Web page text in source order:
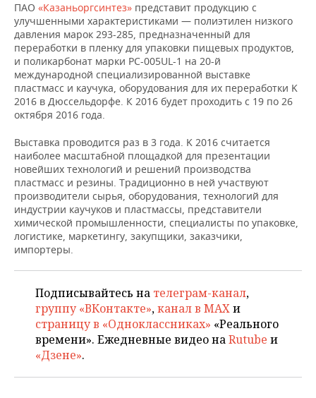
КОРОЛИ ГОСЗАКАЗА ПФО
ВУЗЫ ТАТАРСТАНА
КОМУ ПРИНАДЛЕЖАТ
ТОРГОВЫЕ ЦЕНТРЫ
ТАТАРСТАНА
ФИНАНСЫ
БАНКИ
БЮДЖЕТ
ИНВЕСТИЦИИ
НОВОСТИ
ПРОМЫШЛЕННОСТИ
АГРОПРОМ
МАШИНОСТРОЕНИЕ
НЕФТЬ
ОПК
ЭНЕРГЕТИКА
НЕДВИЖИМОСТЬ
НОВОСТИ НЕДВИЖИМОСТИ
АВТО
НОВОСТИ АВТО
БИЗНЕС
НОВОСТИ БИЗНЕСА
РОЗНИЧНАЯ ТОРГОВЛЯ
ТРАНСПОРТ
УСЛУГИ
ТЕХНОЛОГИИ
НОВОСТИ ТЕХНОЛОГИЙ
IT
МЕДИА
ТЕЛЕКОММУНИКАЦИИ
МЕРОПРИЯТИЯ
НОВОСТИ МЕРОПРИЯТИЙ
ВЫЕЗДНАЯ РЕДАКЦИЯ
БИЗНЕС-БРАНЧИ
ОТКРЫТАЯ ЛЕКЦИЯ
СПОРТ
НОВОСТИ СПОРТА
ФУТБОЛ
БАСКЕТБОЛ
ВОЛЕЙБОЛ
КИБЕРСПОРТ
ОБЩЕСТВО
НОВОСТИ ОБЩЕСТВА
ИНФРАСТРУКТУРА
ИСТОРИЯ
КУЛЬТУРА
ФОТОГАЛЕРЕЯ
СПРАВОЧНИК
СПИСОК ПЕРСОН
СПИСОК КОМПАНИЙ
ПОЛНАЯ ВЕРСИЯ
ПАО «Казаньоргсинтез» представит продукцию с
улучшенными характеристиками — полиэтилен низкого
давления марок 293-285, предназначенный для
переработки в пленку для упаковки пищевых продуктов,
и поликарбонат марки PC-005UL-1 на 20-й
международной специализированной выставке
пластмасс и каучука, оборудования для их переработки K
2016 в Дюссельдорфе. К 2016 будет проходить с 19 по 26
октября 2016 года.
Выставка проводится раз в 3 года. K 2016 считается
наиболее масштабной площадкой для презентации
новейших технологий и решений производства
пластмасс и резины. Традиционно в ней участвуют
производители сырья, оборудования, технологий для
индустрии каучуков и пластмассы, представители
химической промышленности, специалисты по упаковке,
логистике, маркетингу, закупщики, заказчики,
импортеры.
Подписывайтесь на телеграм-канал,
группу «ВКонтакте»,канал в MAXи
страницу в «Одноклассниках» «Реального
времени». Ежедневные видео наRutube и
«Дзене».